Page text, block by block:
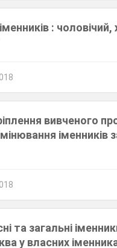
: чоловічий,
вивченого
іменників
та загальні
у власних